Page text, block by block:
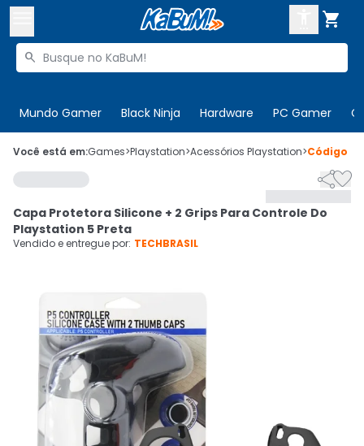

Buscar produtos

Mundo Gamer Black Ninja Hardware PC Gamer
 Olá. Acesse sua conta
 Departamentos
Cupons
CADASTRE-SE
Você está em:Games>Playstation>Acessórios Playstation>Código

Capa Protetora Silicone + 2 Grips Para Controle Do
Playstation 5 Preta
Vendido e entregue por: TECHBRASIL